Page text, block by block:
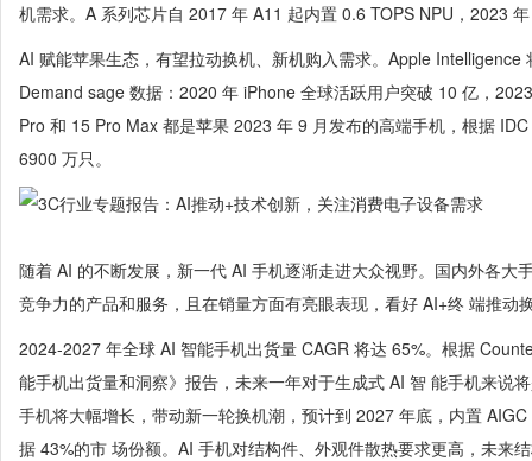
机需求。A 系列芯片自 2017 年 A11 起内置 0.6 TOPS NPU，2023
AI 赋能苹果生态，有望拉动换机、新机购入需求。Apple Intelligence
Demand sage 数据：2020 年 iPhone 全球活跃用户突破 10 亿，
Pro 和 15 Pro Max 都是苹果 2023 年 9 月发布的高端手机，根据
6900 万只。
随着 AI 的不断发展，新一代 AI 手机逐渐走进大众视野。国内外各大
竞争力的产品和服务，且在销量方面有亮眼表现，看好 AI+终 端推动
2024-2027 年全球 AI 智能手机出货量 CAGR 将达 65%。根据
能手机出货量和洞察》报告，未来一年对于生成式 AI 智 能手机来说
手机将大幅增长，带动新一轮换机潮，预计到 2027 年底，内置
据 43%的市 场份额。AI 手机对结构件、外观件散热要求更高，未来